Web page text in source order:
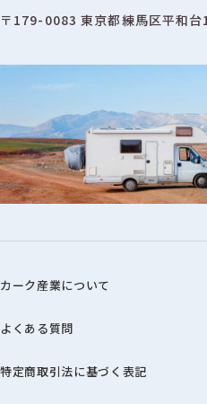
〒179-0083 東京都練馬区平和
カーク産業について
よくある質問
特定商取引法に基づく表記